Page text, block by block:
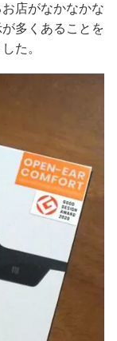
店がなかなかな
多くあることを
た。